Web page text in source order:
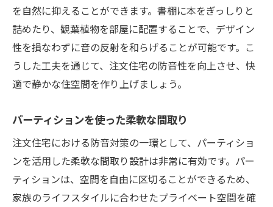
を自然に抑えることができます。書棚に本をぎっしりと
詰めたり、観葉植物を部屋に配置することで、デザイン
性を損なわずに音の反射を和らげることが可能です。こ
うした工夫を通じて、注文住宅の防音性を向上させ、快
適で静かな住空間を作り上げましょう。
パーティションを使った柔軟な間取り
注文住宅における防音対策の一環として、パーティショ
ンを活用した柔軟な間取り設計は非常に有効です。パー
ティションは、空間を自由に区切ることができるため、
家族のライフスタイルに合わせたプライベート空間を確